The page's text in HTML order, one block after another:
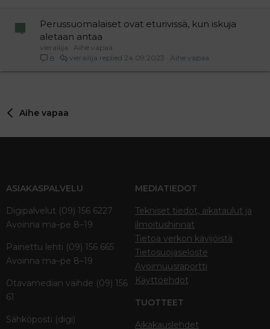
Perussuomalaiset ovat eturivissä, kun iskuja
aletaan antaa
vierailija
Aihe vapaa
8
Aihe vapaa
24.09.2023
vierailija
Aihe vapaa
ASIAKASPALVELU
Digipalvelut (09) 156 6227
Avoinna ma–pe 8–19
Painettu lehti (09) 156 665
Avoinna ma–pe 8–19
Otavamedian vaihde (09) 156
61
Sähköposti (digi)
MEDIATIEDOT
Tekniset tiedot, aikataulut ja
ilmoitushinnat
Tietoa verkon kävijöistä
Tietosuojaseloste
Avoimuusraportti
Käyttöehdot
TUOTTEET
Aikakauslehdet